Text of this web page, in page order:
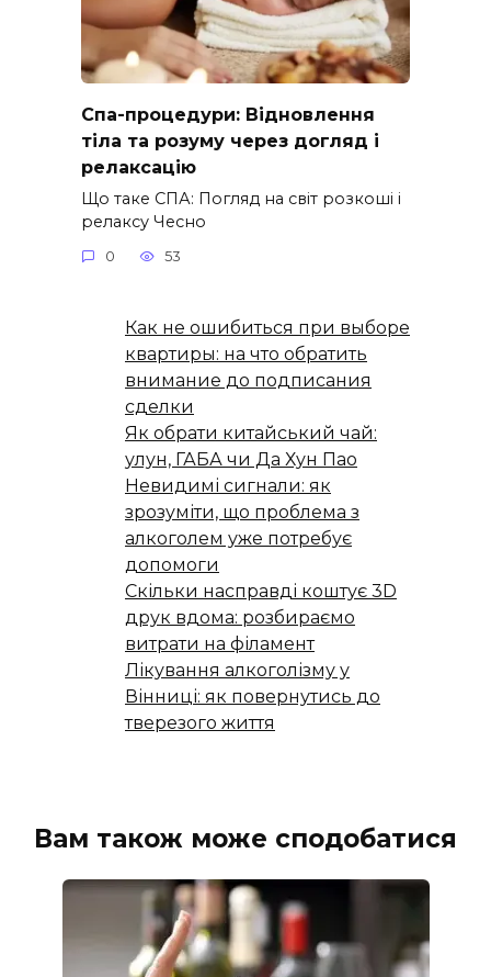
Спа-процедури: Відновлення
тіла та розуму через догляд і
релаксацію
Що таке СПА: Погляд на світ розкоші і
релаксу Чесно
0 53
Как не ошибиться при выборе
квартиры: на что обратить
внимание до подписания
сделки
Як обрати китайський чай:
улун, ГАБА чи Да Хун Пао
Невидимі сигнали: як
зрозуміти, що проблема з
алкоголем уже потребує
допомоги
Скільки насправді коштує 3D
друк вдома: розбираємо
витрати на філамент
Лікування алкоголізму у
Вінниці: як повернутись до
тверезого життя
Вам також може сподобатися